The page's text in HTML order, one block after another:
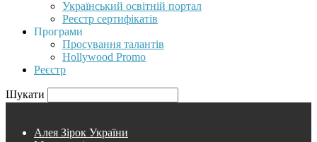
Український освітній портал
Реєстр сертифікатів
Програми
Просування талантів
Hollywood Promo
Реєстр
Шукати
Алея Зірок України